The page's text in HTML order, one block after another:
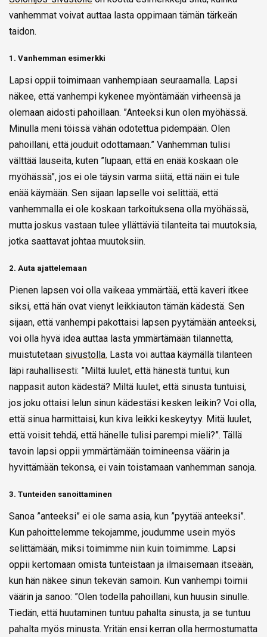
vanhemmat voivat auttaa lasta oppimaan tämän tärkeän
taidon.
1. Vanhemman esimerkki
Lapsi oppii toimimaan vanhempiaan seuraamalla. Lapsi
näkee, että vanhempi kykenee myöntämään virheensä ja
olemaan aidosti pahoillaan. ”Anteeksi kun olen myöhässä.
Minulla meni töissä vähän odotettua pidempään. Olen
pahoillani, että jouduit odottamaan.” Vanhemman tulisi
välttää lauseita, kuten ”lupaan, että en enää koskaan ole
myöhässä”, jos ei ole täysin varma siitä, että näin ei tule
enää käymään. Sen sijaan lapselle voi selittää, että
vanhemmalla ei ole koskaan tarkoituksena olla myöhässä,
mutta joskus vastaan tulee yllättäviä tilanteita tai muutoksia,
jotka saattavat johtaa muutoksiin.
2. Auta ajattelemaan
Pienen lapsen voi olla vaikeaa ymmärtää, että kaveri itkee
siksi, että hän ovat vienyt leikkiauton tämän kädestä. Sen
sijaan, että vanhempi pakottaisi lapsen pyytämään anteeksi,
voi olla hyvä idea auttaa lasta ymmärtämään tilannetta,
muistutetaan sivustolla. Lasta voi auttaa käymällä tilanteen
läpi rauhallisesti: ”Miltä luulet, että hänestä tuntui, kun
nappasit auton kädestä? Miltä luulet, että sinusta tuntuisi,
jos joku ottaisi lelun sinun kädestäsi kesken leikin? Voi olla,
että sinua harmittaisi, kun kiva leikki keskeytyy. Mitä luulet,
että voisit tehdä, että hänelle tulisi parempi mieli?”. Tällä
tavoin lapsi oppii ymmärtämään toimineensa väärin ja
hyvittämään tekonsa, ei vain toistamaan vanhemman sanoja.
3. Tunteiden sanoittaminen
Sanoa ”anteeksi” ei ole sama asia, kun ”pyytää anteeksi”.
Kun pahoittelemme tekojamme, joudumme usein myös
selittämään, miksi toimimme niin kuin toimimme. Lapsi
oppii kertomaan omista tunteistaan ja ilmaisemaan itseään,
kun hän näkee sinun tekevän samoin. Kun vanhempi toimii
väärin ja sanoo: ”Olen todella pahoillani, kun huusin sinulle.
Tiedän, että huutaminen tuntuu pahalta sinusta, ja se tuntuu
pahalta myös minusta. Yritän ensi kerran olla hermostumatta